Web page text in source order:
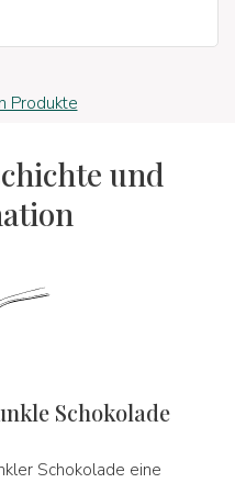
Produkte
und
Schokolade
Schokolade eine